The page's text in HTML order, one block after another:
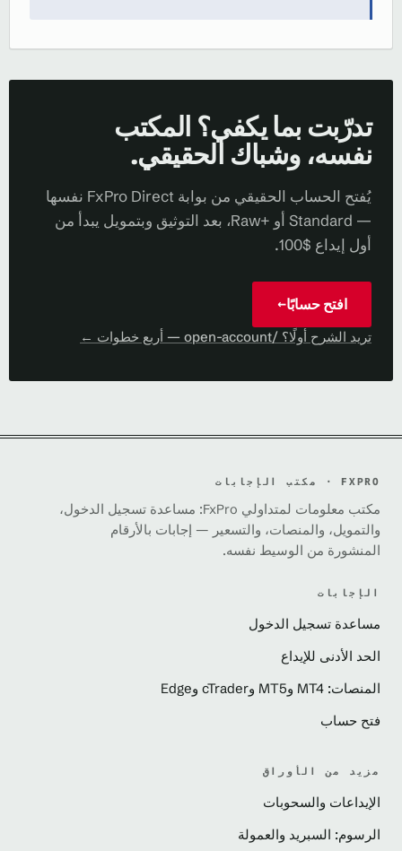
تدرّبت بما يكفي؟ المكتب
نفسه، وشباك الحقيقي.
يُفتح الحساب الحقيقي من بوابة FxPro Direct نفسها
— Standard أو Raw+‎، بعد التوثيق وبتمويل يبدأ من
أول إيداع $100.
افتح حسابًا→
تريد الشرح أولًا؟ /open-account — أربع خطوات ←
FXPRO · مكتب الإجابات
مكتب معلومات لمتداولي FxPro: مساعدة تسجيل الدخول،
والتمويل، والمنصات، والتسعير — إجابات بالأرقام
المنشورة من الوسيط نفسه.
الإجابات
مساعدة تسجيل الدخول
الحد الأدنى للإيداع
المنصات: MT4 وMT5 وcTrader وEdge
فتح حساب
مزيد من الأوراق
الإيداعات والسحوبات
الرسوم: السبريد والعمولة